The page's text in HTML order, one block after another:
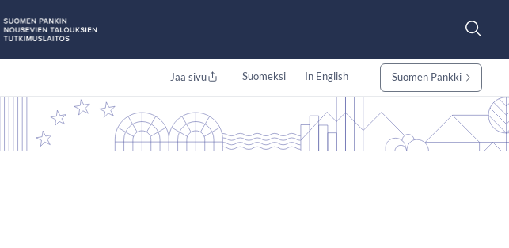
Jaa sivu Suomeksi In English Suomen Pankki